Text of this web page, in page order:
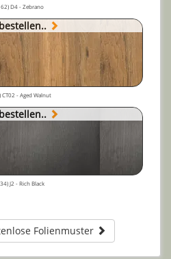
D4 - Zebrano
CT02 - Aged Walnut
J2 - Rich Black
Folienmuster